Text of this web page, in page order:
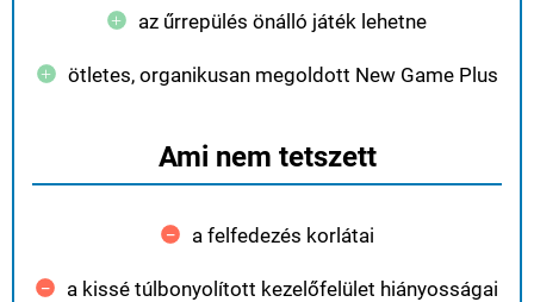
az űrrepülés önálló játék lehetne
ötletes, organikusan megoldott New Game Plus
Ami nem tetszett
a felfedezés korlátai
a kissé túlbonyolított kezelőfelület hiányosságai